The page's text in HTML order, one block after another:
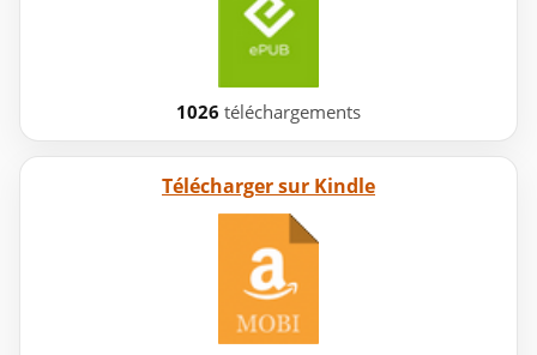
1026 téléchargements
Télécharger sur Kindle